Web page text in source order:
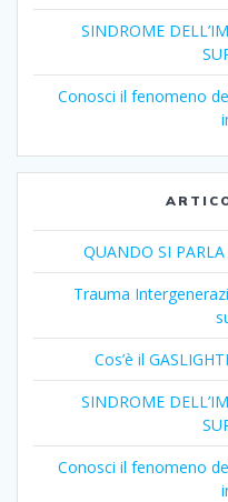
SINDROME
Conosci il fenomeno
QUANDO SI
Trauma
Cos’è il
SINDROME
Conosci il fenomeno